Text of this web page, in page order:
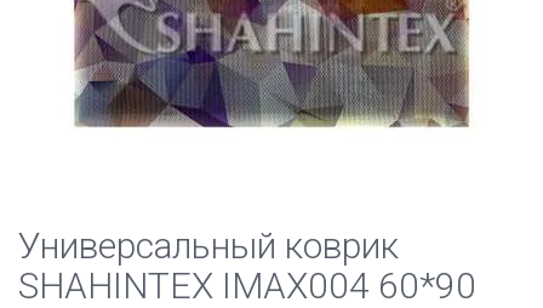
Универсальный коврик
SHAHINTEX IMAX004 60*90